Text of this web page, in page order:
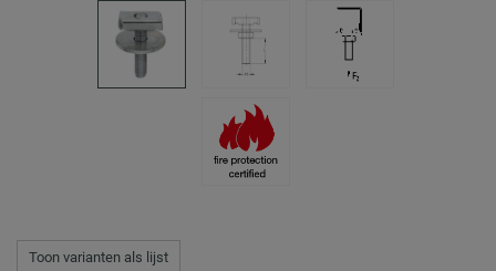
Toon varianten als lijst